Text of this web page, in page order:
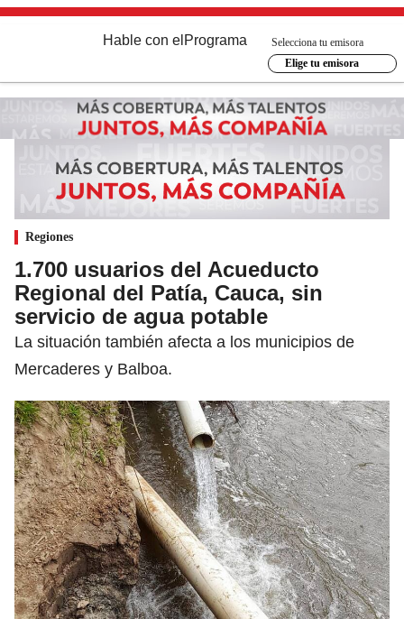
Hable con el Programa
Selecciona tu emisora
Elige tu emisora
Regiones
1.700 usuarios del Acueducto
Regional del Patía, Cauca, sin
servicio de agua potable
La situación también afecta a los municipios de
Mercaderes y Balboa.